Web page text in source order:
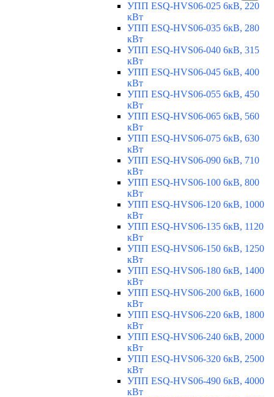
УПП ESQ-HVS06-025 6кВ, 220
кВт
УПП ESQ-HVS06-035 6кВ, 280
кВт
УПП ESQ-HVS06-040 6кВ, 315
кВт
УПП ESQ-HVS06-045 6кВ, 400
кВт
УПП ESQ-HVS06-055 6кВ, 450
кВт
УПП ESQ-HVS06-065 6кВ, 560
кВт
УПП ESQ-HVS06-075 6кВ, 630
кВт
УПП ESQ-HVS06-090 6кВ, 710
кВт
УПП ESQ-HVS06-100 6кВ, 800
кВт
УПП ESQ-HVS06-120 6кВ, 1000
кВт
УПП ESQ-HVS06-135 6кВ, 1120
кВт
УПП ESQ-HVS06-150 6кВ, 1250
кВт
УПП ESQ-HVS06-180 6кВ, 1400
кВт
УПП ESQ-HVS06-200 6кВ, 1600
кВт
УПП ESQ-HVS06-220 6кВ, 1800
кВт
УПП ESQ-HVS06-240 6кВ, 2000
кВт
УПП ESQ-HVS06-320 6кВ, 2500
кВт
УПП ESQ-HVS06-490 6кВ, 4000
кВт